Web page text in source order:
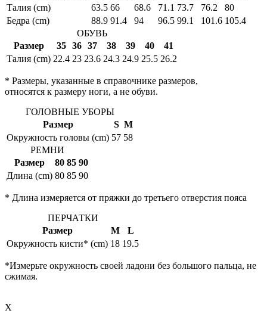
Талия (cm)
63.5 66 68.6 71.1 73.7 76.2
80
Бедра (cm)
88.9 91.4 94 96.5 99.1 101.6 105.4
ОБУВЬ
Размер
35 36 37 38 39 40
41
Талия (cm) 22.4 23 23.6 24.3 24.9 25.5 26.2
* Размеры, указанные в справочнике размеров,
относятся к размеру ноги, а не обуви.
ГОЛОВНЫЕ УБОРЫ
Размер
S M
Окружность головы (cm) 57 58
РЕМНИ
Размер
80 85 90
Длина (cm) 80 85 90
* Длина измеряется от пряжки до третьего отверстия пояса
ПЕРЧАТКИ
Размер
M
L
Окружность кисти* (cm) 18 19.5
*Измерьте окружность своей ладони без большого пальца, не
сжимая.
X